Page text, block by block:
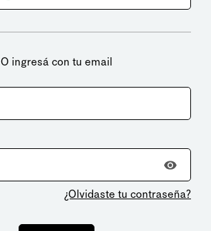
O ingresá con tu email
¿Olvidaste tu contraseña?